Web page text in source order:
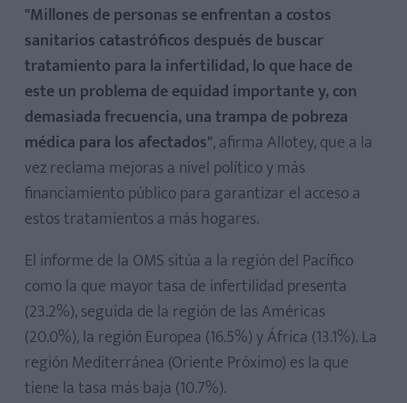
"Millones de personas se enfrentan a costos
sanitarios catastróficos después de buscar
tratamiento para la infertilidad, lo que hace de
este un problema de equidad importante y, con
demasiada frecuencia, una trampa de pobreza
médica para los afectados", afirma Allotey, que a la
vez reclama mejoras a nivel político y más
financiamiento público para garantizar el acceso a
estos tratamientos a más hogares.
El informe de la OMS sitúa a la región del Pacífico
como la que mayor tasa de infertilidad presenta
(23.2%), seguida de la región de las Américas
(20.0%), la región Europea (16.5%) y África (13.1%). La
región Mediterránea (Oriente Próximo) es la que
tiene la tasa más baja (10.7%).